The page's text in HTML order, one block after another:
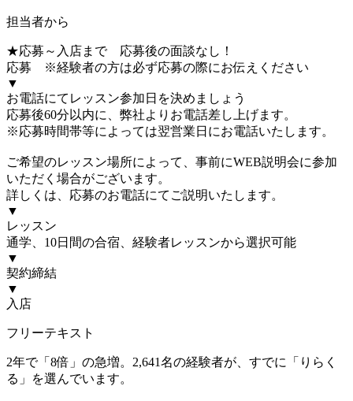
担当者から
★応募～入店まで 応募後の面談なし！
応募 ※経験者の方は必ず応募の際にお伝えください
▼
お電話にてレッスン参加日を決めましょう
応募後60分以内に、弊社よりお電話差し上げます。
※応募時間帯等によっては翌営業日にお電話いたします。
ご希望のレッスン場所によって、事前にWEB説明会に参加
いただく場合がございます。
詳しくは、応募のお電話にてご説明いたします。
▼
レッスン
通学、10日間の合宿、経験者レッスンから選択可能
▼
契約締結
▼
入店
フリーテキスト
2年で「8倍」の急増。2,641名の経験者が、すでに「りらく
る」を選んでいます。